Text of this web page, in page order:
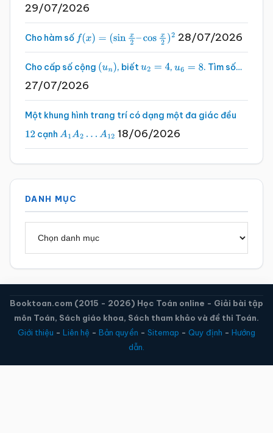
29/07/2026
Cho hàm số f(x)=(sinx2 –cosx2 )2 28/07/2026
Cho cấp số cộng (un), biếtu2 =4 , u6 =8 . Tìm số…
27/07/2026
Một khung hình trang trí có dạng một đa giác đều
12 cạnh A1A2…A 12 18/06/2026
DANH MỤC
Booktoan.com (2015 - 2026) Học Toán online - Giải bài tập
môn Toán, Sách giáo khoa, Sách tham khảo và đề thi Toán.
Giới thiệu - Liên hệ - Bản quyền - Sitemap - Quy định - Hướng
dẫn.